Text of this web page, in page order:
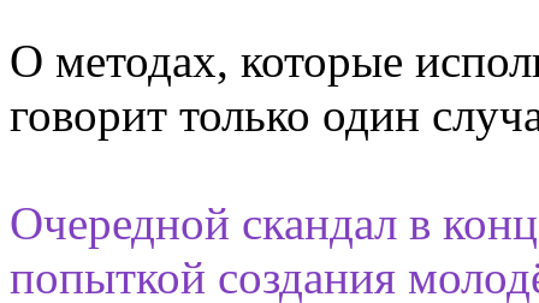
О методах, которые
говорит только один
Очередной скандал в
попыткой создания